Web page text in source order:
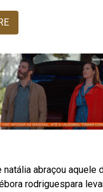
abraçou aquele
rodriguespara